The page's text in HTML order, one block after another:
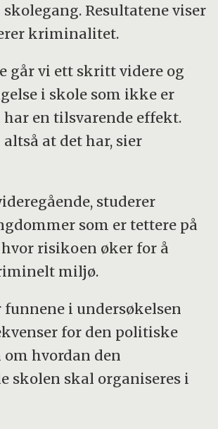
Resultatene viser
kriminalitet.
går vi ett skritt videre og
i skole som ikke er
en tilsvarende effekt.
at det har, sier
studerer
som er tettere på
risikoen øker for å
miljø.
funnene i undersøkelsen
for den politiske
hvordan den
skolen skal organiseres i